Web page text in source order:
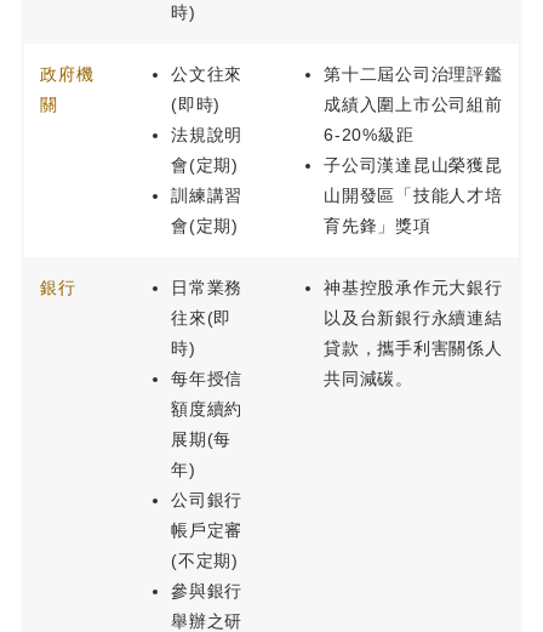
時)
政府機
關
公文往來
(即時)
法規說明
會(定期)
訓練講習
會(定期)
第十二屆公司治理評鑑
成績入圍上市公司組前
6-20%級距
子公司漢達昆山榮獲昆
山開發區「技能人才培
育先鋒」獎項
銀行
日常業務
往來(即
時)
每年授信
額度續約
展期(每
年)
公司銀行
帳戶定審
(不定期)
參與銀行
舉辦之研
神基控股承作元大銀行
以及台新銀行永續連結
貸款，攜手利害關係人
共同減碳。